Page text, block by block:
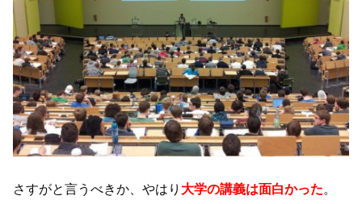
さすがと言うべきか、やはり 大学の講義は面白かった。